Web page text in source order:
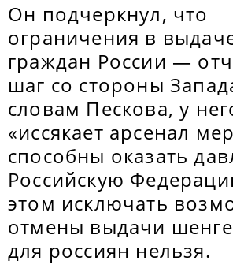
Он подчеркнул, что
ограничения в
граждан России —
шаг со стороны
словам Пескова, у
«иссякает арсенал
способны оказать
Российскую
этом исключать
отмены выдачи
для россиян нельзя.